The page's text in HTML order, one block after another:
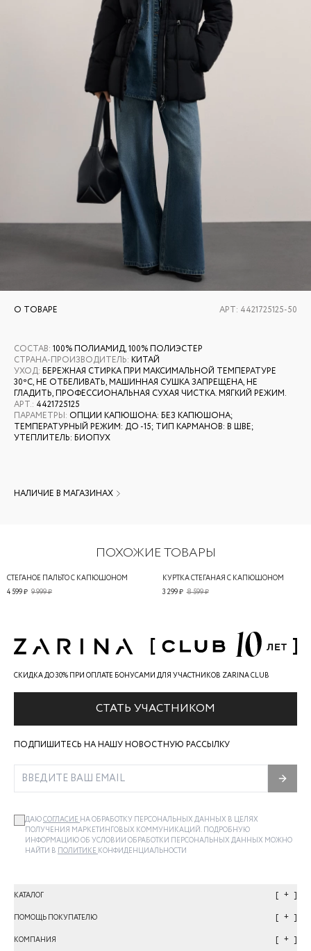
О ТОВАРЕ АРТ: 4421725125-50
СОСТАВ: 100% ПОЛИАМИД, 100% ПОЛИЭСТЕР
СТРАНА-ПРОИЗВОДИТЕЛЬ: КИТАЙ
УХОД: БЕРЕЖНАЯ СТИРКА ПРИ МАКСИМАЛЬНОЙ ТЕМПЕРАТУРЕ
30ºС, НЕ ОТБЕЛИВАТЬ, МАШИННАЯ СУШКА ЗАПРЕЩЕНА, НЕ
ГЛАДИТЬ, ПРОФЕССИОНАЛЬНАЯ СУХАЯ ЧИСТКА. МЯГКИЙ РЕЖИМ.
АРТ.: 4421725125
ПАРАМЕТРЫ: ОПЦИИ КАПЮШОНА: БЕЗ КАПЮШОНА;
ТЕМПЕРАТУРНЫЙ РЕЖИМ: ДО -15; ТИП КАРМАНОВ: В ШВЕ;
УТЕПЛИТЕЛЬ: БИОПУХ
НАЛИЧИЕ В МАГАЗИНАХ
ПОХОЖИЕ ТОВАРЫ
СТЕГАНОЕ ПАЛЬТО С КАПЮШОНОМ
9 999 ₽
4 599 ₽
КУРТКА СТЕГАНАЯ С КАПЮШОНОМ
8 599 ₽
3 299 ₽
СКИДКА ДО 30% ПРИ ОПЛАТЕ БОНУСАМИ ДЛЯ УЧАСТНИКОВ ZARINA CLUB
СТАТЬ УЧАСТНИКОМ
ПОДПИШИТЕСЬ НА НАШУ НОВОСТНУЮ РАССЫЛКУ
ДАЮСОГЛАСИЕ НА ОБРАБОТКУ ПЕРСОНАЛЬНЫХ ДАННЫХ В ЦЕЛЯХ
ПОЛУЧЕНИЯ МАРКЕТИНГОВЫХ КОММУНИКАЦИЙ. ПОДРОБНУЮ
ИНФОРМАЦИЮ ОБ УСЛОВИИ ОБРАБОТКИ ПЕРСОНАЛЬНЫХ ДАННЫХ МОЖНО
НАЙТИ В ПОЛИТИКЕ КОНФИДЕНЦИАЛЬНОСТИ
КАТАЛОГ +
ПОМОЩЬ ПОКУПАТЕЛЮ +
КОМПАНИЯ +